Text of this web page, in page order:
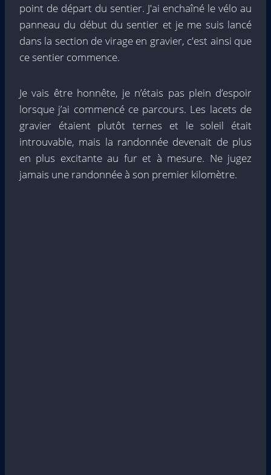
point de départ du sentier. J'ai enchaîné le vélo au
panneau du début du sentier et je me suis lancé
dans la section de virage en gravier, c'est ainsi que
ce sentier commence.
Je vais être honnête, je n’étais pas plein d’espoir
lorsque j’ai commencé ce parcours. Les lacets de
gravier étaient plutôt ternes et le soleil était
introuvable, mais la randonnée devenait de plus
en plus excitante au fur et à mesure. Ne jugez
jamais une randonnée à son premier kilomètre.